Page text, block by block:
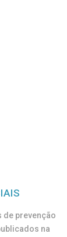
de prevenção
na